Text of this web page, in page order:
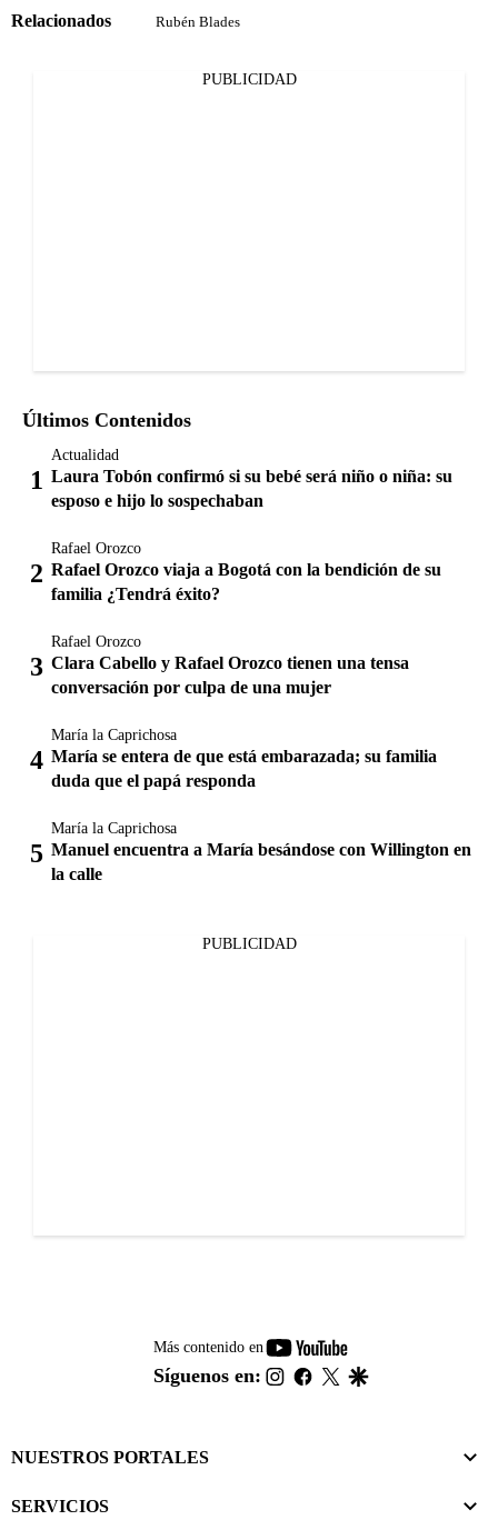
Relacionados Rubén Blades
PUBLICIDAD
Últimos Contenidos
Actualidad
Laura Tobón confirmó si su bebé será niño o niña: su
esposo e hijo lo sospechaban
Rafael Orozco
Rafael Orozco viaja a Bogotá con la bendición de su
familia ¿Tendrá éxito?
Rafael Orozco
Clara Cabello y Rafael Orozco tienen una tensa
conversación por culpa de una mujer
María la Caprichosa
María se entera de que está embarazada; su familia
duda que el papá responda
María la Caprichosa
Manuel encuentra a María besándose con Willington en
la calle
PUBLICIDAD
Más contenido en
youtube-
footer
Síguenos en: instagram
facebook
twitter
NUESTROS PORTALES
SERVICIOS